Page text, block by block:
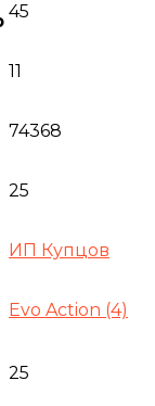
45
11
74368
25
ИП Купцов
Evo Action (4)
25